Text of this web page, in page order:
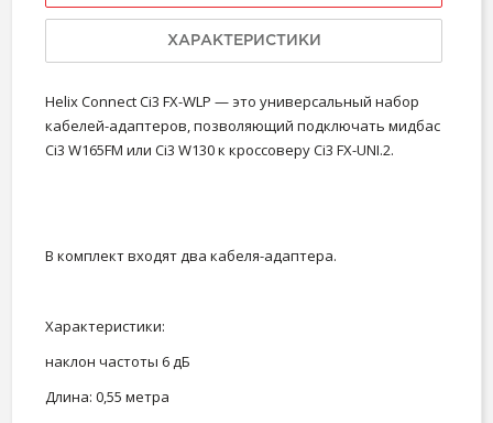
ХАРАКТЕРИСТИКИ
Helix Connect Ci3 FX-WLP — это универсальный набор
кабелей-адаптеров, позволяющий подключать мидбас
Ci3 W165FM или Ci3 W130 к кроссоверу Ci3 FX-UNI.2.
В комплект входят два кабеля-адаптера.
Характеристики:
наклон частоты 6 дБ
Длина: 0,55 метра